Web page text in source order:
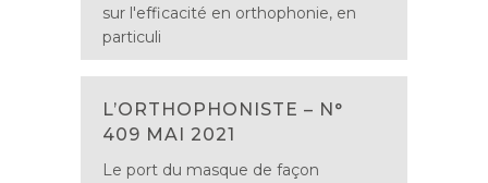
sur l'efficacité en orthophonie, en
particuli
L’ORTHOPHONISTE – N°
409 MAI 2021
Le port du masque de façon